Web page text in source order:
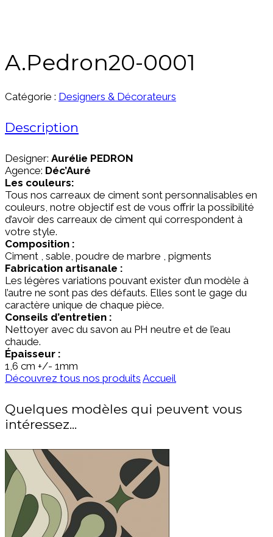
A.Pedron20-0001
Catégorie : Designers & Décorateurs
Description
Designer: Aurélie PEDRON
Agence: Déc’Auré
Les couleurs:
Tous nos carreaux de ciment sont personnalisables en
couleurs, notre objectif est de vous offrir la possibilité
d’avoir des carreaux de ciment qui correspondent à
votre style.
Composition :
Ciment , sable, poudre de marbre , pigments
Fabrication artisanale :
Les légères variations pouvant exister d’un modèle à
l’autre ne sont pas des défauts. Elles sont le gage du
caractère unique de chaque pièce.
Conseils d’entretien :
Nettoyer avec du savon au PH neutre et de l’eau
chaude.
Épaisseur :
1,6 cm +/- 1mm
Découvrez tous nos produits Accueil
Quelques modèles qui peuvent vous
intéressez...